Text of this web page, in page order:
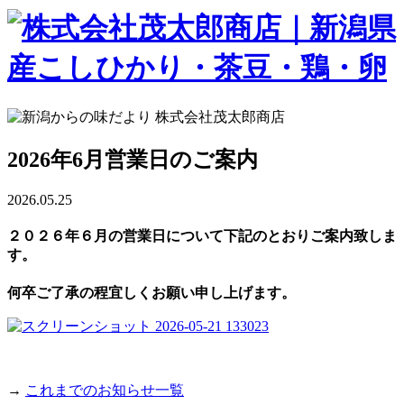
2026年6月営業日のご案内
2026.05.25
２０２６年６月の営業日について下記のとおりご案内致しま
す。
何卒ご了承の程宜しくお願い申し上げます。
→ これまでのお知らせ一覧